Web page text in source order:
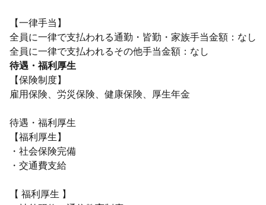
【一律手当】
全員に一律で支払われる通勤・皆勤・家族手当金額：なし
待遇・福利厚生
【保険制度】
雇用保険、労災保険、健康保険、厚生年金
待遇・福利厚生
【福利厚生】
・社会保険完備
・交通費支給
【 福利厚生 】